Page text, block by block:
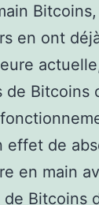
en ont
de Bitcoins
effet de
en main
de Bitcoins